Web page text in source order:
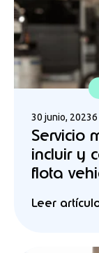
30 junio, 20236
Servicio
incluir y
flota
Leer